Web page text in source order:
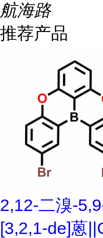
航海路
推荐产品
2,12-二溴-
[3,2,1-de]蒽